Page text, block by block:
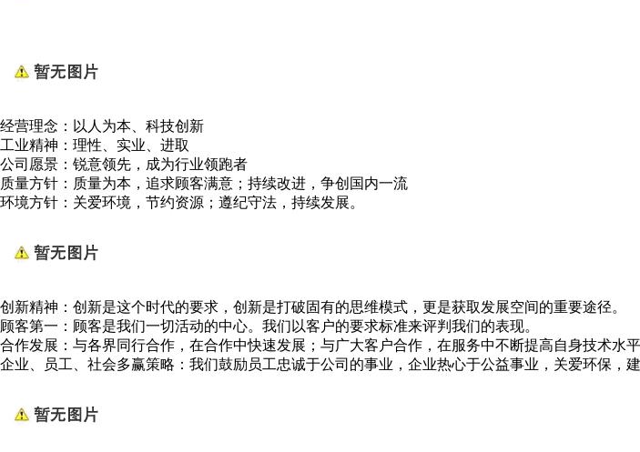
经营理念：以人为本、科技创新
工业精神：理性、实业、进取
公司愿景：锐意领先，成为行业领跑者
质量方针：质量为本，追求顾客满意；持续改进，争创国内一流
环境方针：关爱环境，节约资源；遵纪守法，持续发展。
创新精神：创新是这个时代的要求，创新是打破固有的思维模式，更是获取发展空间的重要途径。
顾客第一：顾客是我们一切活动的中心。我们以客户的要求标准来评判我们的表现。
合作发展：与各界同行合作，在合作中快速发展；与广大客户合作，在服务中不断提高自身技术水
企业、员工、社会多赢策略：我们鼓励员工忠诚于公司的事业，企业热心于公益事业，关爱环保，